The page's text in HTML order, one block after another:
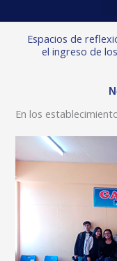
Espacios de
el ingreso de
En los